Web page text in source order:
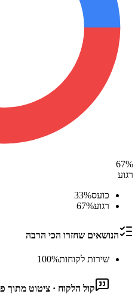
67%
רגוע
כועס
33%
רגוע
67%
הנושאים שחזרו הכי הרבה
שירות לקוחות 100%
קול הלקוח · ציטוט מתוך